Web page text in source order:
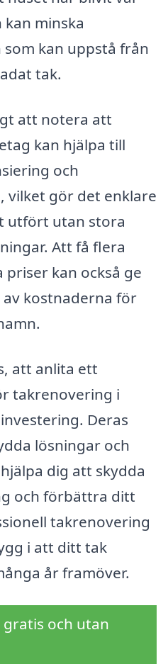
minska
kan uppstå från
tak.
att notera att
kan hjälpa till
och
vilket gör det enklare
utfört utan stora
Att få flera
kan också ge
kostnaderna för
att anlita ett
takrenovering i
Deras
lösningar och
dig att skydda
och förbättra ditt
takrenovering
i att ditt tak
år framöver.
gratis och utan